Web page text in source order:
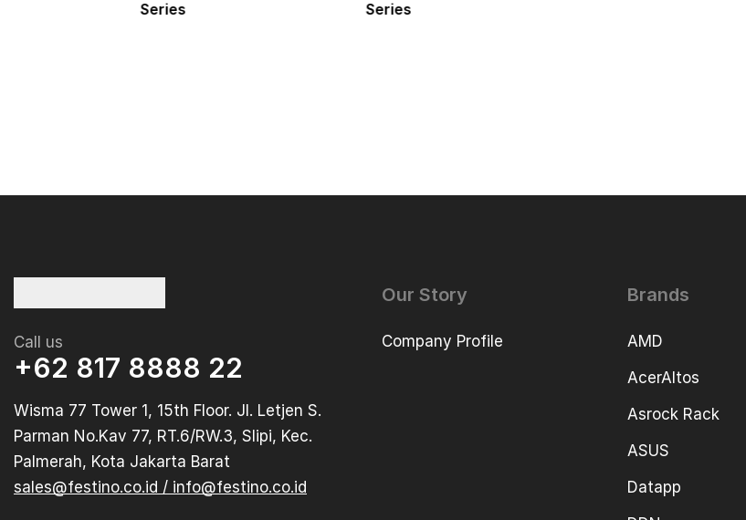
Series
Series
Call us
+62 817 8888 22
Wisma 77 Tower 1, 15th Floor. Jl. Letjen S.
Parman No.Kav 77, RT.6/RW.3, Slipi, Kec.
Palmerah, Kota Jakarta Barat
sales@festino.co.id / info@festino.co.id
Our Story
Company Profile
Brands
AMD
AcerAltos
Asrock Rack
ASUS
Datapp